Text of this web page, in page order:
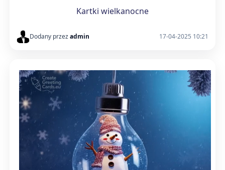
Kartki wielkanocne
Dodany przezadmin 17-04-2025 10:21